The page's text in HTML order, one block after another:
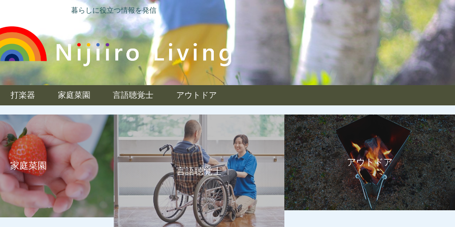
暮らしに役立つ情報を発信
打楽器 家庭菜園 言語聴覚士 アウトドア
家庭菜園
言語聴覚士
アウトドア